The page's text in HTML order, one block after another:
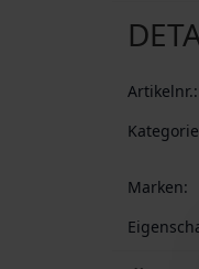
Artikelnr.:
Marken: